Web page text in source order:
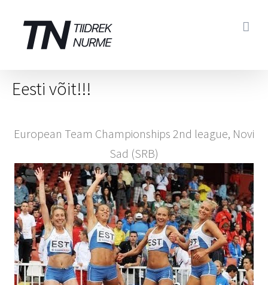
content
Eesti võit!!!
European Team Championships 2nd league, Novi
Sad (SRB)